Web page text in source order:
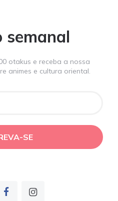
semanal
otakus e receba a nossa
animes e cultura oriental.